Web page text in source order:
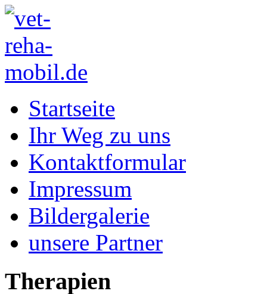
Startseite
Ihr Weg zu uns
Kontaktformular
Impressum
Bildergalerie
unsere Partner
Therapien